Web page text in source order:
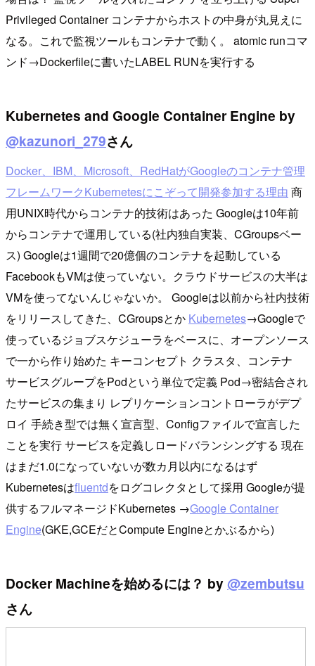
Privileged Container コンテナからホストの中身が丸見えに
なる。これで監視ツールもコンテナで動く。 atomic runコマ
ンド→Dockerfileに書いたLABEL RUNを実行する
Kubernetes and Google Container Engine by
@kazunori_279さん
Docker、IBM、Microsoft、RedHatがGoogleのコンテナ管理
フレームワークKubernetesにこぞって開発参加する理由 商
用UNIX時代からコンテナ的技術はあった Googleは10年前
からコンテナで運用している(社内独自実装、CGroupsベー
ス) Googleは1週間で20億個のコンテナを起動している
FacebookもVMは使っていない。クラウドサービスの大半は
VMを使ってないんじゃないか。 Googleは以前から社内技術
をリリースしてきた、CGroupsとか Kubernetes→Googleで
使っているジョブスケジューラをベースに、オープンソース
で一から作り始めた キーコンセプト クラスタ、コンテナ
サービスグループをPodという単位で定義 Pod→密結合され
たサービスの集まり レプリケーションコントローラがデプ
ロイ 手続き型では無く宣言型、Configファイルで宣言した
ことを実行 サービスを定義しロードバランシングする 現在
はまだ1.0になっていないが数カ月以内になるはず
Kubernetesはfluentdをログコレクタとして採用 Googleが提
供するフルマネージドKubernetes →Google Container
Engine(GKE,GCEだとCompute Engineとかぶるから)
Docker Machineを始めるには？ by@zembutsu
さん